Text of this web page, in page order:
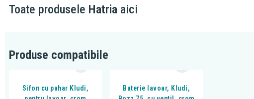
Toate produsele Hatria aici
Produse compatibile
Sifon cu pahar Kludi,
Baterie lavoar, Kludi,